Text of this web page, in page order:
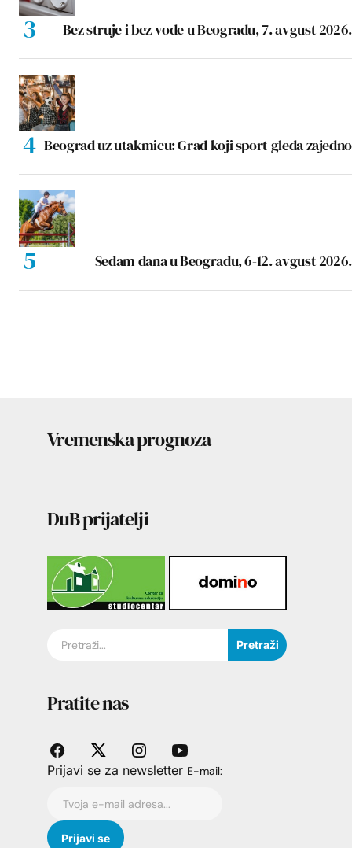
Bez struje i bez vode u Beogradu, 7. avgust 2026.
Beograd uz utakmicu: Grad koji sport gleda zajedno
Sedam dana u Beogradu, 6-12. avgust 2026.
Vremenska prognoza
DuB prijatelji
Pretraži
Pratite nas
Prijavi se za newsletter E-mail: